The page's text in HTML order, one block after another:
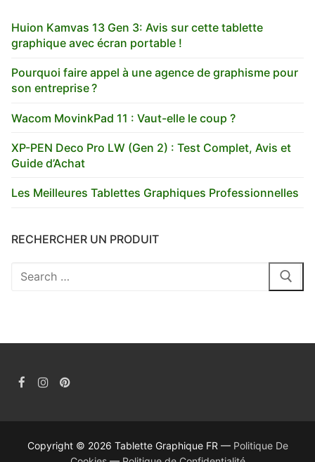
Huion Kamvas 13 Gen 3: Avis sur cette tablette
graphique avec écran portable !
Pourquoi faire appel à une agence de graphisme pour
son entreprise ?
Wacom MovinkPad 11 : Vaut-elle le coup ?
XP-PEN Deco Pro LW (Gen 2) : Test Complet, Avis et
Guide d’Achat
Les Meilleures Tablettes Graphiques Professionnelles
RECHERCHER UN PRODUIT
Rechercher
Copyright © 2026 Tablette Graphique FR — Politique De